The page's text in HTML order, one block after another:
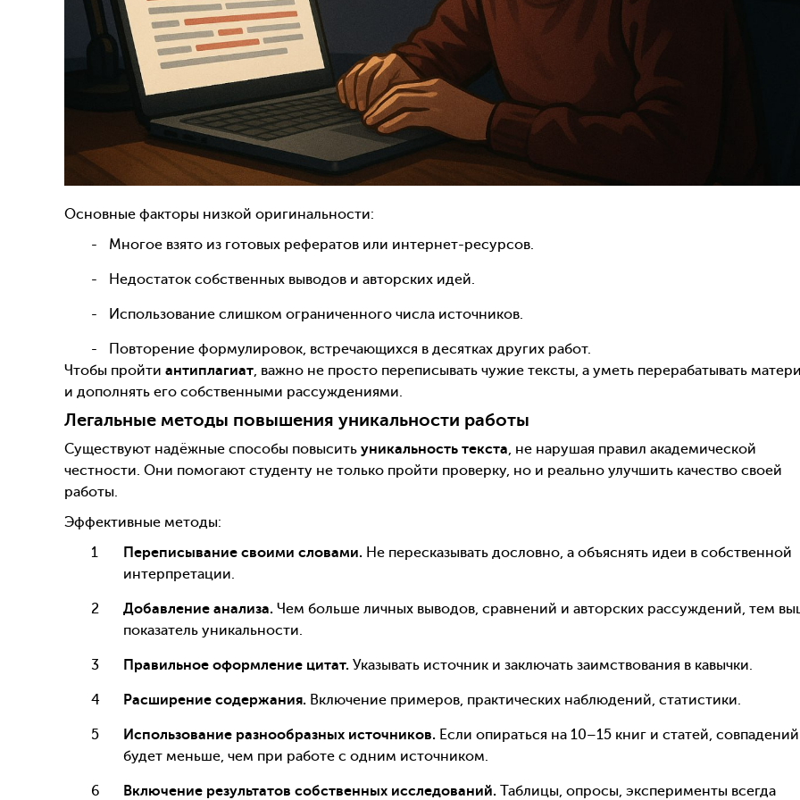
Основные факторы низкой оригинальности:
Многое взято из готовых рефератов или интернет-ресурсов.
Недостаток собственных выводов и авторских идей.
Использование слишком ограниченного числа источников.
Повторение формулировок, встречающихся в десятках других работ.
Чтобы пройти антиплагиат, важно не просто переписывать чужие тексты, а уметь перерабатывать
и дополнять его собственными рассуждениями.
Легальные методы повышения уникальности работы
Существуют надёжные способы повысить уникальность текста, не нарушая правил академической
честности. Они помогают студенту не только пройти проверку, но и реально улучшить качество своей
работы.
Эффективные методы:
Переписывание своими словами. Не пересказывать дословно, а объяснять идеи в собственной
интерпретации.
Добавление анализа. Чем больше личных выводов, сравнений и авторских рассуждений, тем
показатель уникальности.
Правильное оформление цитат. Указывать источник и заключать заимствования в кавычки.
Расширение содержания. Включение примеров, практических наблюдений, статистики.
Использование разнообразных источников. Если опираться на 10–15 книг и статей, совпадений
будет меньше, чем при работе с одним источником.
Включение результатов собственных исследований. Таблицы, опросы, эксперименты всегда